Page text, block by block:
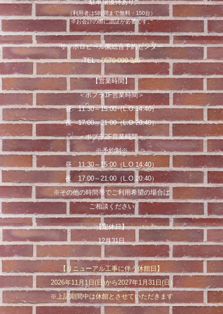
駐車場優待あり
（利用者は5時間まで無料・150台）
※お会計の際に認証が必要です。
サッポロビール園総合予約センター
TEL：0570-098-346
【営業時間】
＜ポプラ1F営業時間＞
昼 11:30～15:00（L.O.14:40）
夜 17:00～21:00（L.O.20:40）
＜ポプラ2F営業時間＞
※予約制※
昼 11:30～15:00（L.O.14:40）
夜 17:00～21:00（L.O.20:40）
※その他の時間帯でご利用希望の場合は
ご相談ください
【定休日】
12月31日
【リニューアル工事に伴う休館日】
2026年11月1日(日)から2027年1月31日(日)
※上記期間中は休館とさせていただきます